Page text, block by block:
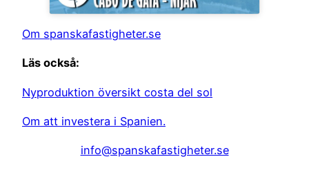
Om spanskafastigheter.se
Läs också:
Nyproduktion översikt costa del sol
Om att investera i Spanien.
info@spanskafastigheter.se